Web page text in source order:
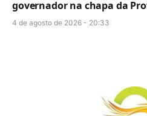
governador na chapa da
4 de agosto de 2026 - 20:33